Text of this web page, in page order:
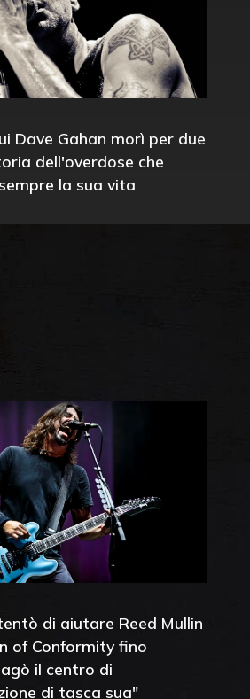
Dave Gahan morì per due
dell'overdose che
la sua vita
di aiutare Reed Mullin
of Conformity fino
il centro di
di tasca sua"